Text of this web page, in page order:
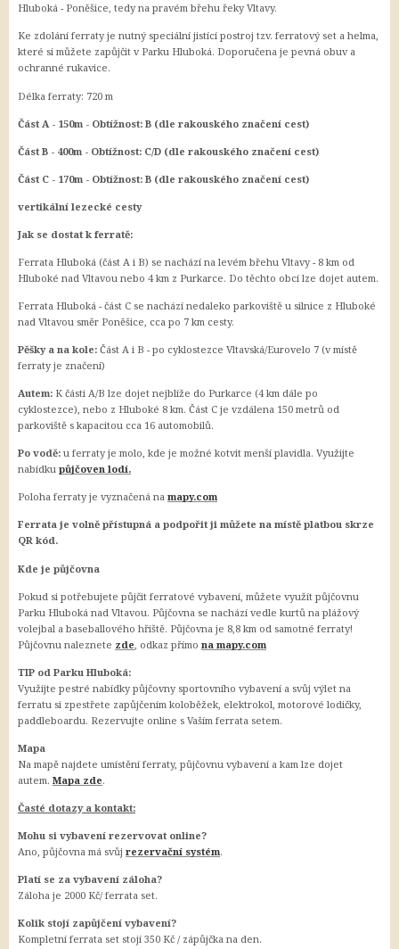
Hluboká - Poněšice, tedy na pravém břehu řeky Vltavy.
Ke zdolání ferraty je nutný speciální jistící postroj tzv. ferratový set a helma,
které si můžete zapůjčit v Parku Hluboká. Doporučena je pevná obuv a
ochranné rukavice.
Délka ferraty: 720 m
Část A - 150m - Obtížnost: B (dle rakouského značení cest)
Část B - 400m - Obtížnost: C/D (dle rakouského značení cest)
Část C - 170m - Obtížnost: B (dle rakouského značení cest)
vertikální lezecké cesty
Jak se dostat k ferratě:
Ferrata Hluboká (část A i B) se nachází na levém břehu Vltavy - 8 km od
Hluboké nad Vltavou nebo 4 km z Purkarce. Do těchto obcí lze dojet autem.
Ferrata Hluboká - část C se nachází nedaleko parkoviště u silnice z Hluboké
nad Vltavou směr Poněšice, cca po 7 km cesty.
Pěšky a na kole: Část A i B - po cyklostezce Vltavská/Eurovelo 7 (v místě
ferraty je značení)
Autem: K části A/B lze dojet nejblíže do Purkarce (4 km dále po
cyklostezce), nebo z Hluboké 8 km. Část C je vzdálena 150 metrů od
parkoviště s kapacitou cca 16 automobilů.
Po vodě: u ferraty je molo, kde je možné kotvit menší plavidla. Využijte
nabídku půjčoven lodí.
Poloha ferraty je vyznačená na mapy.com
Ferrata je volně přístupná a podpořit ji můžete na místě platbou skrze
QR kód.
Kde je půjčovna
Pokud si potřebujete půjčit ferratové vybavení, můžete využít půjčovnu
Parku Hluboká nad Vltavou. Půjčovna se nachází vedle kurtů na plážový
volejbal a baseballového hřiště. Půjčovna je 8,8 km od samotné ferraty!
Půjčovnu naleznete zde , odkaz přímo na mapy.com
TIP od Parku Hluboká:
Využijte pestré nabídky půjčovny sportovního vybavení a svůj výlet na
ferratu si zpestřete zapůjčením koloběžek, elektrokol, motorové lodičky,
paddleboardu. Rezervujte online s Vaším ferrata setem.
Mapa
Na mapě najdete umístění ferraty, půjčovnu vybavení a kam lze dojet
autem. Mapa zde.
Časté dotazy a kontakt:
Mohu si vybavení rezervovat online?
Ano, půjčovna má svůj rezervační systém.
Platí se za vybavení záloha?
Záloha je 2000 Kč/ ferrata set.
Kolik stojí zapůjčení vybavení?
Kompletní ferrata set stojí 350 Kč / zápůjčka na den.